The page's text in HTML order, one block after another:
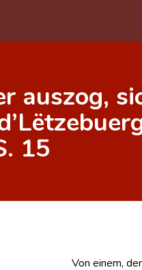
auszog,
15
Von einem,